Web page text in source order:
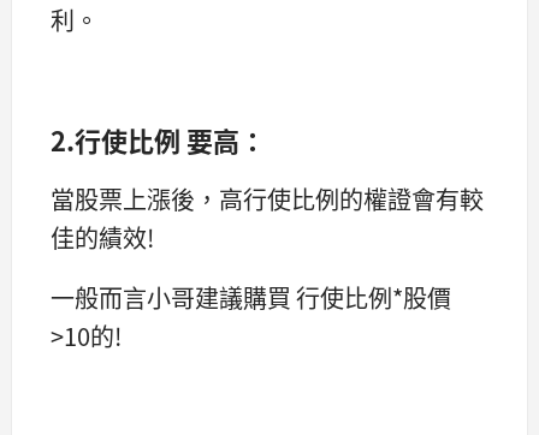
利。
2.行使比例 要高：
當股票上漲後，高行使比例的權證會有較
佳的績效!
一般而言小哥建議購買 行使比例*股價
>10的!